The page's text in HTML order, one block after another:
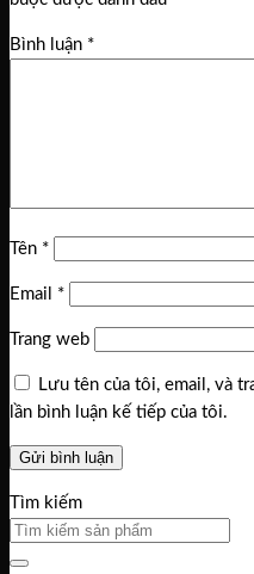
Bình luận *
Tên *
Email *
Trang web
Lưu tên của tôi, email, và
lần bình luận kế tiếp của tôi.
Tìm kiếm